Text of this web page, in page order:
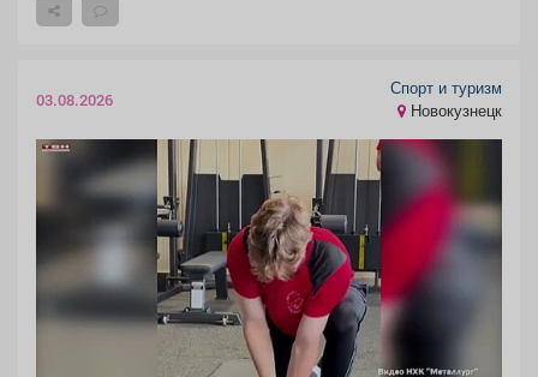
03.08.2026
Спорт и туризм
Новокузнецк